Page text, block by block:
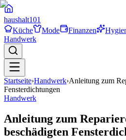
haushalt101
Küche
Mode Finanzen
Handwerk
Startseite›Handwerk›Anleitung zum
Fensterdichtungen
Handwerk
Anleitung zum
beschädigten